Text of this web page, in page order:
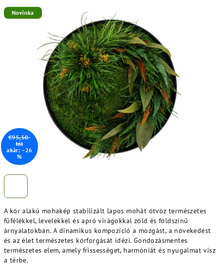
A kör alakú mohakép stabilizált lapos mohát ötvöz természetes
fűfélékkel, levelekkel és apró virágokkal zöld és földszínű
árnyalatokban. A dinamikus kompozíció a mozgást, a növekedést
és az élet természetes körforgását idézi. Gondozásmentes
természetes elem, amely frissességet, harmóniát és nyugalmat visz
a térbe.
értékelése
ből
5,0
csillag.
Novinka
€95,50-
tól
akár: –26
%